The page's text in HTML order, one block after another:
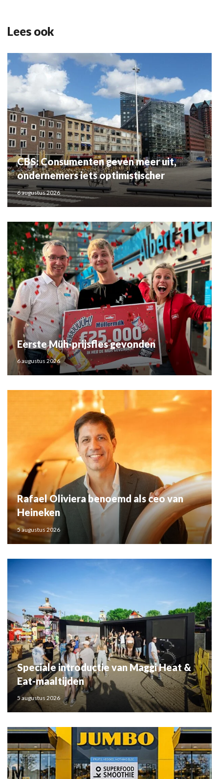
Lees ook
CBS: Consumenten geven meer uit,
ondernemers iets optimistischer
6 augustus 2026
Eerste Müh-prijsfles gevonden
6 augustus 2026
Rafael Oliviera benoemd als ceo van
Heineken
5 augustus 2026
Speciale introductie van Maggi Heat &
Eat-maaltijden
5 augustus 2026